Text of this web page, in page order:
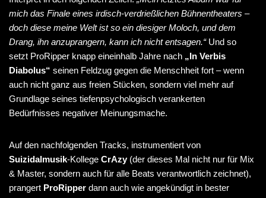
mich das Finale eines irdisch-verdrießlichen Bühnentheaters –
doch diese meine Welt ist so ein diesiger Moloch, und dem
Drang, ihn anzuprangern, kann ich nicht entsagen.“Und so
setzt ProRipper knapp eineinhalb Jahre nach „In Verbis
Diabolus“ seinen Feldzug gegen die Menschheit fort – wenn
auch nicht ganz aus freien Stücken, sondern viel mehr auf
Grundlage seines tiefenpsychologisch verankerten
Bedürfnisses negativer Meinungsmache.
Auf den nachfolgenden Tracks, instrumentiert von
Suizidalmusik-Kollege CrAzy(der dieses Mal nicht nur für Mix
& Master, sondern auch für alle Beats verantwortlich zeichnet),
prangert ProRipper dann auch wie angekündigt in bester